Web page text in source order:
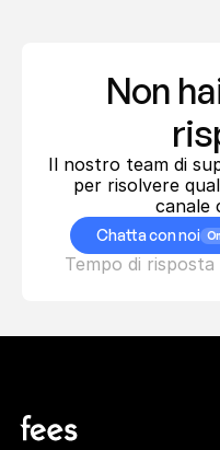
Non
Il nostro team di
per risolvere
canale
Chatta con noi
Tempo di